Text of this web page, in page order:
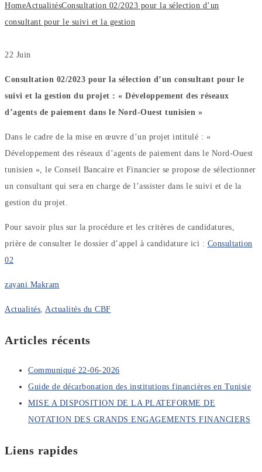
HomeActualitésConsultation 02/2023 pour la sélection d’un
consultant pour le suivi et la gestion
22 Juin
Consultation 02/2023 pour la sélection d’un consultant pour le
suivi et la gestion du projet : « Développement des réseaux
d’agents de paiement dans le Nord-Ouest tunisien »
Dans le cadre de la mise en œuvre d’un projet intitulé : «
Développement des réseaux d’agents de paiement dans le Nord-Ouest
tunisien », le Conseil Bancaire et Financier se propose de sélectionner
un consultant qui sera en charge de l’assister dans le suivi et de la
gestion du projet.
Pour savoir plus sur la procédure et les critères de candidatures,
prière de consulter le dossier d’appel à candidature ici : Consultation
02
zayani Makram
Actualités Actualités du CBF
Articles récents
Communiqué 22-06-2026
Guide de décarbonation des institutions financières en Tunisie
MISE A DISPOSITION DE LA PLATEFORME DE
NOTATION DES GRANDS ENGAGEMENTS FINANCIERS
Liens rapides